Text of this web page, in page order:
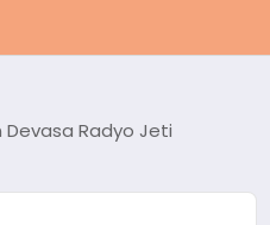
Devasa Radyo Jeti